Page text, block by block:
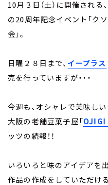
10月３日（土）に開催され
の20周年記念イベント「ク
会」。
日曜２８日まで、 イープラス
売を行っていますが・・・
今週も、オシャレで美味し
大阪の老舗豆菓子屋「OJIGI
ッツの続報！！
いろいろと味のアイデアを
作品の作成をしていただける